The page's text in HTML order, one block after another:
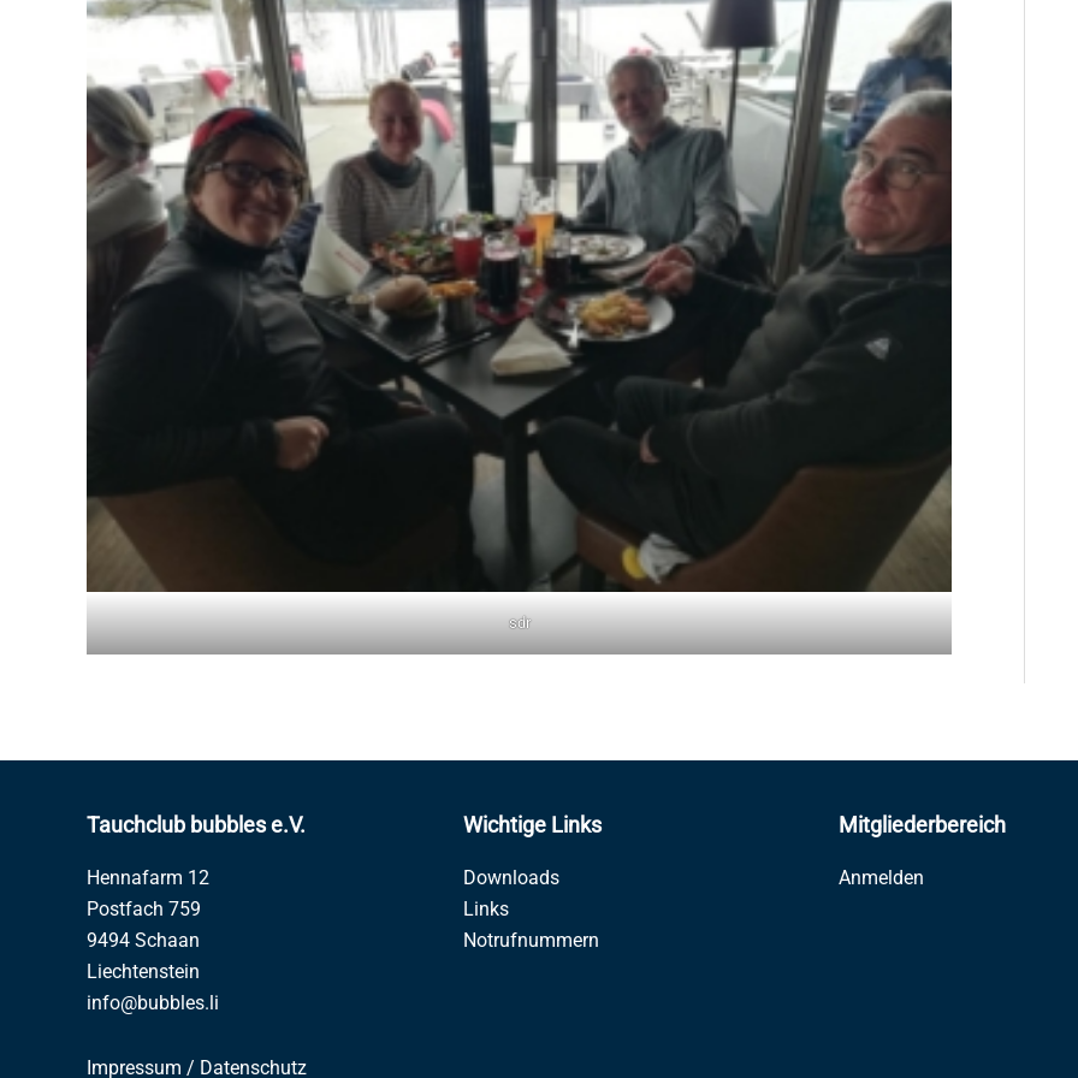
sdr
Tauchclub bubbles e.V.
Hennafarm 12
Postfach 759
9494 Schaan
Liechtenstein
info@bubbles.li
Impressum / Datenschutz
Wichtige Links
Downloads
Links
Notrufnummern
Mitgliederbereich
Anmelden